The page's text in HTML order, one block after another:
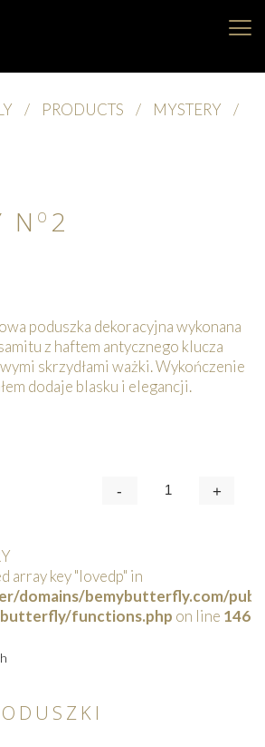
/ PRODUCTS / MYSTERY
/
N O 2
poduszka dekoracyjna wykonana
z haftem antycznego klucza
skrzydłami ważki. Wykończenie
dodaje blasku i elegancji.
Quantity
- +
array key "lovedp" in
domains/bemybutterfly.com/
functions.php on line 146